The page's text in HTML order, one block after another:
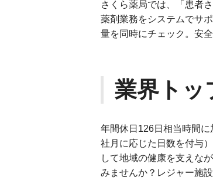
さくら薬局では、「患者
薬剤業務をシステムでサ
量を同時にチェック。安
業界トッ
年間休日126日相当時間
社月に応じた日数を付与
して地域の健康を支えな
みませんか？レジャー施